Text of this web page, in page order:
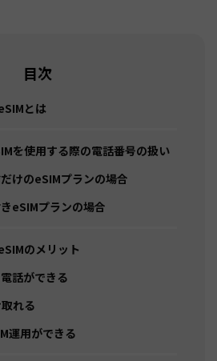
目次
とは
を使用する際の電話番号の扱い
けのeSIMプランの場合
eSIMプランの場合
のメリット
話ができる
れる
運用ができる